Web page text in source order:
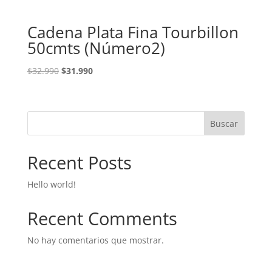
Cadena Plata Fina Tourbillon
50cmts (Número2)
$32.990 El
era:
$31.990El
es:
Buscar
Recent Posts
Hello world!
Recent Comments
No hay comentarios que mostrar.